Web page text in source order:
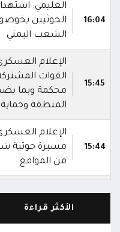
16:04
العليمي:
الحوثيين
الشعب اليمني
15:45
الإعلام
القوات
محكمة وبما
المنطقة
15:44
مسيرة حوثية
من المواقع
ميناء المخا
الأكثر قراءة